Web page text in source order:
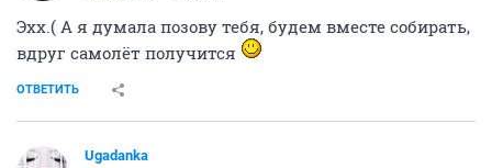
Эхх.( А я думала позову тебя, будем вместе собирать,
вдруг самолёт получится
ОТВЕТИТЬ
Ugadanka